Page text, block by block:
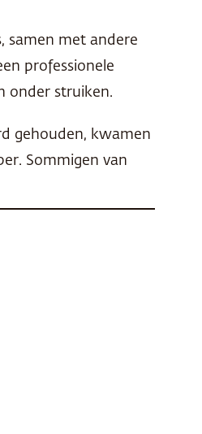
samen met andere
professionele
onder struiken.
gehouden, kwamen
Sommigen van